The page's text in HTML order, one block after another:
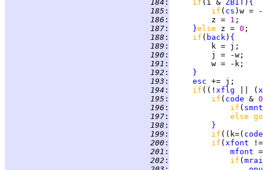
184 : if (i & ZBIT) {
185 : if ( cs )w
186 :
         z =
1
187 : }else z = 0
188 : if ( back ) {
189 :
190 :
191 :
192 :
}
193 : esc
194 : if ((! xflg || (
195 : if ( code &
196 : if ( smnt
197 :
else
198 :
}
199 : if ((k=( code
200 : if ( xfont
201 : mfont
202 : if (